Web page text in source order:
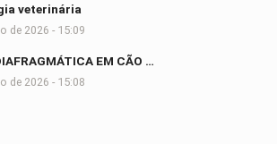
veterinária
de 2026 - 15:09
EM CÃO …
de 2026 - 15:08